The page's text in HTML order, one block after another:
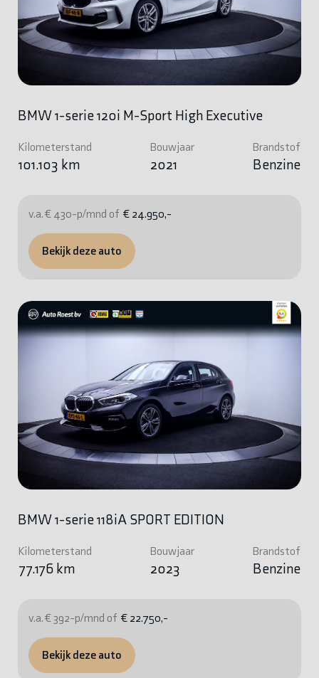
BMW 1-serie 120i M-Sport High Executive
Kilometerstand
101.103 km
Bouwjaar
2021
Brandstof
Benzine
v.a. € 430-p/mnd of € 24.950,-
Bekijk deze auto
BMW 1-serie 118iA SPORT EDITION
Kilometerstand
77.176 km
Bouwjaar
2023
Brandstof
Benzine
v.a. € 392-p/mnd of € 22.750,-
Bekijk deze auto